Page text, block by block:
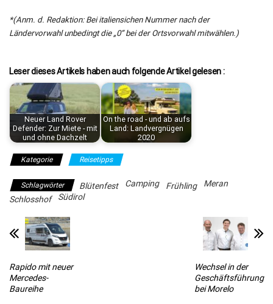
*(Anm. d. Redaktion: Bei italiensichen Nummer nach der
Ländervorwahl unbedingt die „0“ bei der Ortsvorwahl mitwählen.)
Leser dieses Artikels haben auch folgende Artikel gelesen :
Neuer Land Rover
Defender: Zur Miete - mit
und ohne Dachzelt
On the road - und ab aufs
Land: Landvergnügen
2020
Kategorie Reisetipps
Schlagwörter Blütenfest Camping Frühling
Meran
Schlosshof
Südirol
Rapido mit neuer
Mercedes-
Baureihe
Wechsel in der
Geschäftsführung
bei Morelo